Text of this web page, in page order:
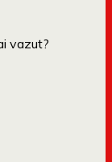
vazut?